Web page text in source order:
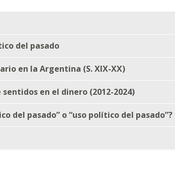
del pasado
en la Argentina (S. XIX-XX)
en el dinero (2012-2024)
del pasado” o “uso político del pasado”?